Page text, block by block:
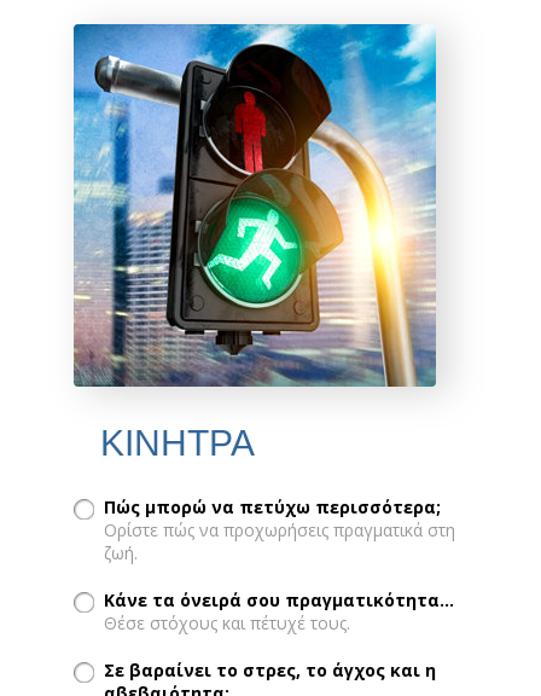
ΚΙΝΗΤΡΑ
Πώς μπορώ να πετύχω περισσότερα;
Ορίστε πώς να προχωρήσεις πραγματικά στη
ζωή.
Κάνε τα όνειρά σου πραγματικότητα...
Θέσε στόχους και πέτυχέ τους.
Σε βαραίνει το στρες, το άγχος και η